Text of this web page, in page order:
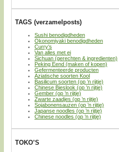
TAGS (verzamelposts)
Sushi benodigdheden
Okonomiyaki benodigdheden
Curry’s
Van alles met ei
Sichuan (gerechten & ingredienten)
Peking Eend (maken of kopen)
Gefermenteerde producten
Aziatische soorten Kool
Basilicum soorten (op ’n rijtje)
Chinese Bieslook (op ’n rijtje)
Gember (op ’n rijtje)
Zwarte zaadjes (op ’n rijtje)
Sojabonensauzen (op ’n rijtje)
Japanse noodles (op ’n rijtje)
Chinese noodles (op ’n rijtje)
TOKO’S